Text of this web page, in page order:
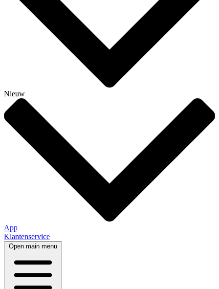
Nieuw
App
Klantenservice
Open main menu